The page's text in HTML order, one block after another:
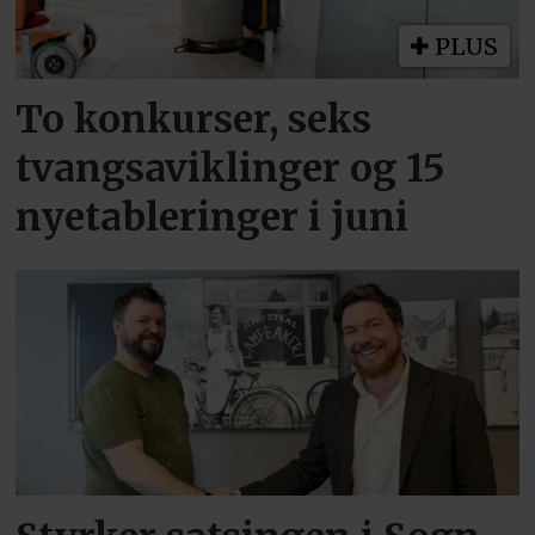
PLUS
To konkurser, seks
tvangsaviklinger og 15
nyetableringer i juni